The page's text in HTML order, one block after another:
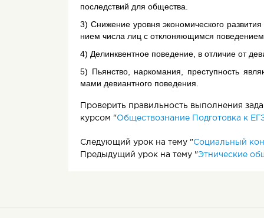
последствий для общества.
3) Сни­же­ние уров­ня эко­но­ми­че­ско­го
ни­ем числа лиц с от­кло­ня­ю­щим­ся
4) Делинквентное поведение, в отличие от
5) Пьян­ство, нар­ко­ма­ния, пре­ступ­ность
ма­ми де­ви­ант­но­го поведения.
Проверить правильность выполнения
курсом "Обществознание Подготовка к
Следующий урок на тему "Социальный
Предыдущий урок на тему "Этнические